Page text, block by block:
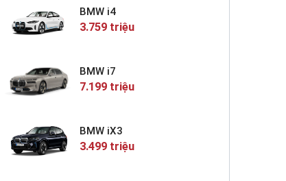
BMW i4
3.759 triệu
BMW i7
7.199 triệu
BMW iX3
3.499 triệu